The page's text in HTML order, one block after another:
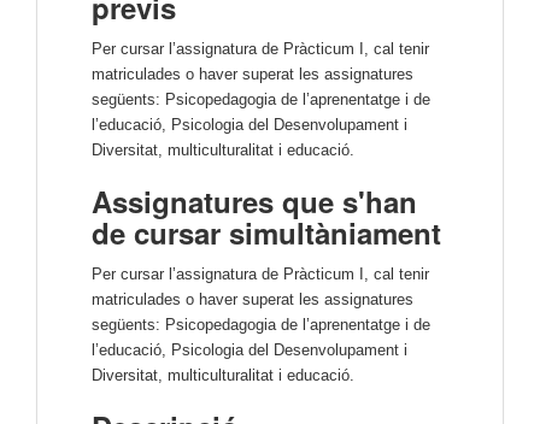
Per cursar l’assignatura de Pràcticum I, cal tenir
matriculades o haver superat les assignatures
següents: Psicopedagogia de l’aprenentatge i de
l’educació, Psicologia del Desenvolupament i
Diversitat, multiculturalitat i educació.
Assignatures que s'han
de cursar simultàniament
Per cursar l’assignatura de Pràcticum I, cal tenir
matriculades o haver superat les assignatures
següents: Psicopedagogia de l’aprenentatge i de
l’educació, Psicologia del Desenvolupament i
Diversitat, multiculturalitat i educació.